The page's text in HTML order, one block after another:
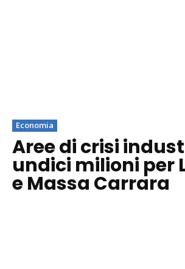
Economia
Aree di crisi
undici milioni per
e Massa Carrara